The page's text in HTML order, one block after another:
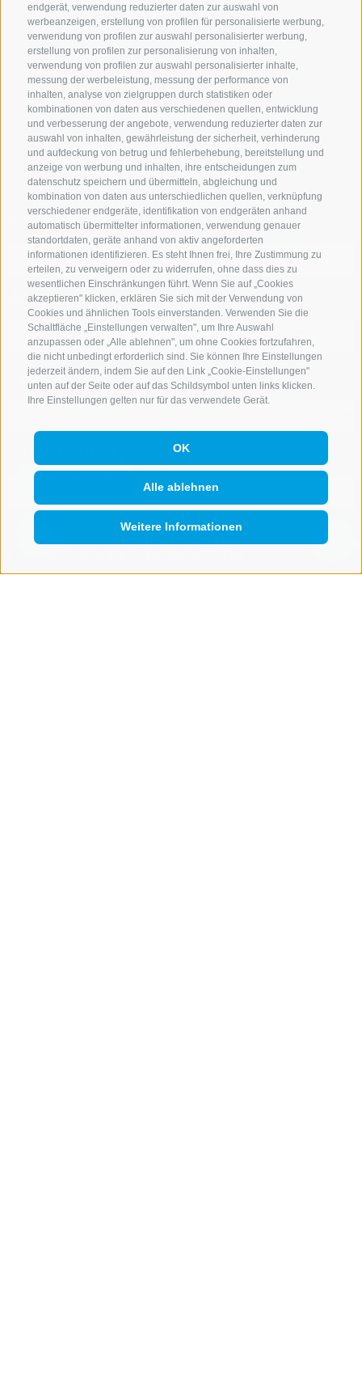
endgerät, verwendung reduzierter daten zur auswahl von
werbeanzeigen, erstellung von profilen für personalisierte werbung,
verwendung von profilen zur auswahl personalisierter werbung,
erstellung von profilen zur personalisierung von inhalten,
verwendung von profilen zur auswahl personalisierter inhalte,
messung der werbeleistung, messung der performance von
inhalten, analyse von zielgruppen durch statistiken oder
kombinationen von daten aus verschiedenen quellen, entwicklung
und verbesserung der angebote, verwendung reduzierter daten zur
auswahl von inhalten, gewährleistung der sicherheit, verhinderung
und aufdeckung von betrug und fehlerbehebung, bereitstellung und
anzeige von werbung und inhalten, ihre entscheidungen zum
datenschutz speichern und übermitteln, abgleichung und
kombination von daten aus unterschiedlichen quellen, verknüpfung
verschiedener endgeräte, identifikation von endgeräten anhand
automatisch übermittelter informationen, verwendung genauer
standortdaten, geräte anhand von aktiv angeforderten
informationen identifizieren. Es steht Ihnen frei, Ihre Zustimmung zu
erteilen, zu verweigern oder zu widerrufen, ohne dass dies zu
wesentlichen Einschränkungen führt. Wenn Sie auf „Cookies
akzeptieren" klicken, erklären Sie sich mit der Verwendung von
Cookies und ähnlichen Tools einverstanden. Verwenden Sie die
Schaltfläche „Einstellungen verwalten", um Ihre Auswahl
anzupassen oder „Alle ablehnen", um ohne Cookies fortzufahren,
die nicht unbedingt erforderlich sind. Sie können Ihre Einstellungen
jederzeit ändern, indem Sie auf den Link „Cookie-Einstellungen"
unten auf der Seite oder auf das Schildsymbol unten links klicken.
Ihre Einstellungen gelten nur für das verwendete Gerät.
OK
Alle ablehnen
Weitere Informationen
UNTERKUNFTSSUCHE
Buche Deinen Urlaub
Anreise
Abreise
Feriengebiet
QUICKLINKS